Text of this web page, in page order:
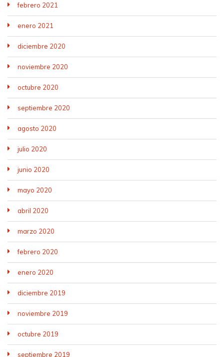
febrero 2021
enero 2021
diciembre 2020
noviembre 2020
octubre 2020
septiembre 2020
agosto 2020
julio 2020
junio 2020
mayo 2020
abril 2020
marzo 2020
febrero 2020
enero 2020
diciembre 2019
noviembre 2019
octubre 2019
septiembre 2019